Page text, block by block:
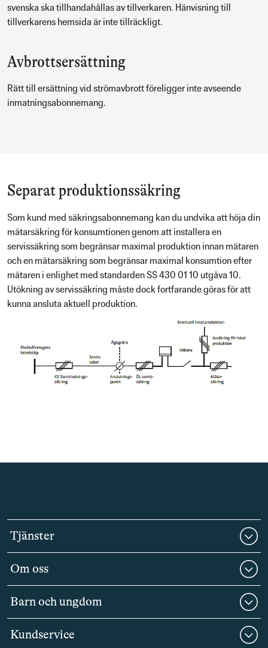
svenska ska tillhandahållas av tillverkaren. Hänvisning till
tillverkarens hemsida är inte tillräckligt.
Avbrottsersättning
Rätt till ersättning vid strömavbrott föreligger inte avseende
inmatningsabonnemang.
Separat produktionssäkring
Som kund med säkringsabonnemang kan du undvika att höja din
mätarsäkring för konsumtionen genom att installera en
servissäkring som begränsar maximal produktion innan mätaren
och en mätarsäkring som begränsar maximal konsumtion efter
mätaren i enlighet med standarden SS 430 01 10 utgåva 10.
Utökning av servissäkring måste dock fortfarande göras för att
kunna ansluta aktuell produktion.
Tjänster
Om oss
Barn och ungdom
Kundservice